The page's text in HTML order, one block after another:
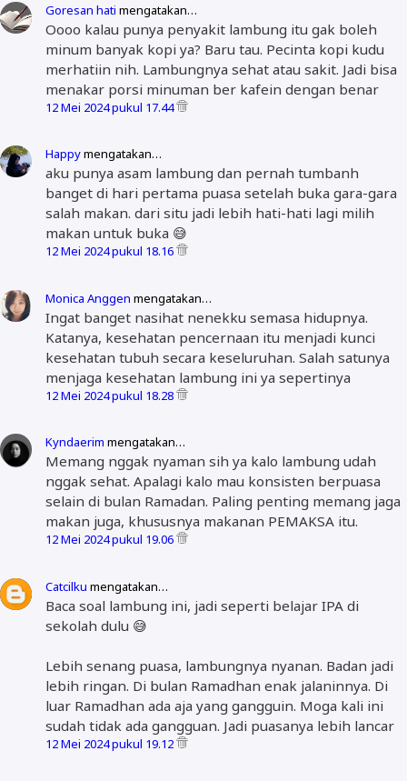
Goresan hati mengatakan…
Oooo kalau punya penyakit lambung itu gak boleh
minum banyak kopi ya? Baru tau. Pecinta kopi kudu
merhatiin nih. Lambungnya sehat atau sakit. Jadi bisa
menakar porsi minuman ber kafein dengan benar
12 Mei 2024 pukul 17.44
Happymengatakan…
aku punya asam lambung dan pernah tumbanh
banget di hari pertama puasa setelah buka gara-gara
salah makan. dari situ jadi lebih hati-hati lagi milih
makan untuk buka 😅
12 Mei 2024 pukul 18.16
Monica Anggen mengatakan…
Ingat banget nasihat nenekku semasa hidupnya.
Katanya, kesehatan pencernaan itu menjadi kunci
kesehatan tubuh secara keseluruhan. Salah satunya
menjaga kesehatan lambung ini ya sepertinya
12 Mei 2024 pukul 18.28
Kyndaerim mengatakan…
Memang nggak nyaman sih ya kalo lambung udah
nggak sehat. Apalagi kalo mau konsisten berpuasa
selain di bulan Ramadan. Paling penting memang jaga
makan juga, khususnya makanan PEMAKSA itu.
12 Mei 2024 pukul 19.06
Catcilku mengatakan…
Baca soal lambung ini, jadi seperti belajar IPA di
sekolah dulu 😅
Lebih senang puasa, lambungnya nyanan. Badan jadi
lebih ringan. Di bulan Ramadhan enak jalaninnya. Di
luar Ramadhan ada aja yang gangguin. Moga kali ini
sudah tidak ada gangguan. Jadi puasanya lebih lancar
12 Mei 2024 pukul 19.12